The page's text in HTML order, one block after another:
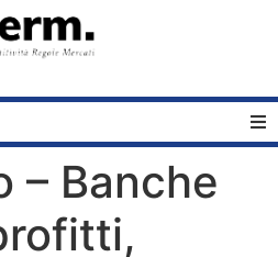
Home
Quelli del Bandolo
– Banche